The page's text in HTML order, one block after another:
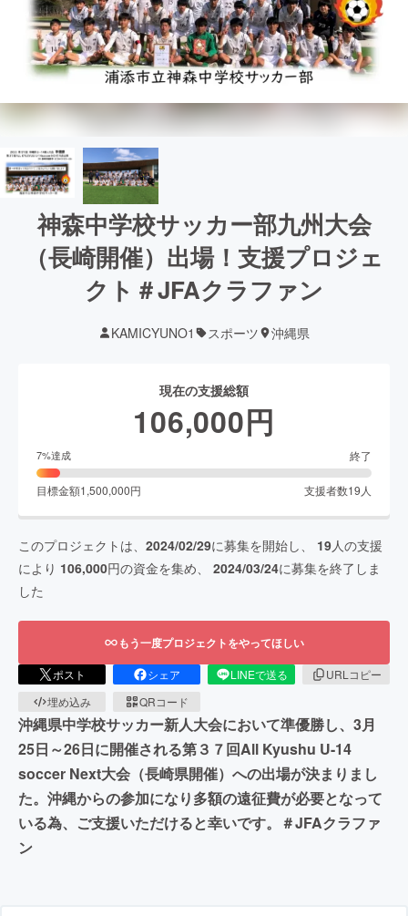
神森中学校サッカー部九州大会
（長崎開催）出場！支援プロジェ
クト＃JFAクラファン
KAMICYUNO1 スポーツ 沖縄県
現在の支援総額
106,000円
7%達成 終了
目標金額1,500,000円 支援者数19 人
このプロジェクトは、 2024/02/29に募集を開始し、 19人の支援
により 106,000円の資金を集め、 2024/03/24に募集を終了しま
した
もう一度プロジェクトをやってほしい
ポスト シェア LINEで送る
URLコピー
埋め込み
QRコード
沖縄県中学校サッカー新人大会において準優勝し、3月
25日～26日に開催される第３７回All Kyushu U-14
soccer Next大会（長崎県開催）への出場が決まりまし
た。沖縄からの参加になり多額の遠征費が必要となって
いる為、ご支援いただけると幸いです。＃JFAクラファ
ン